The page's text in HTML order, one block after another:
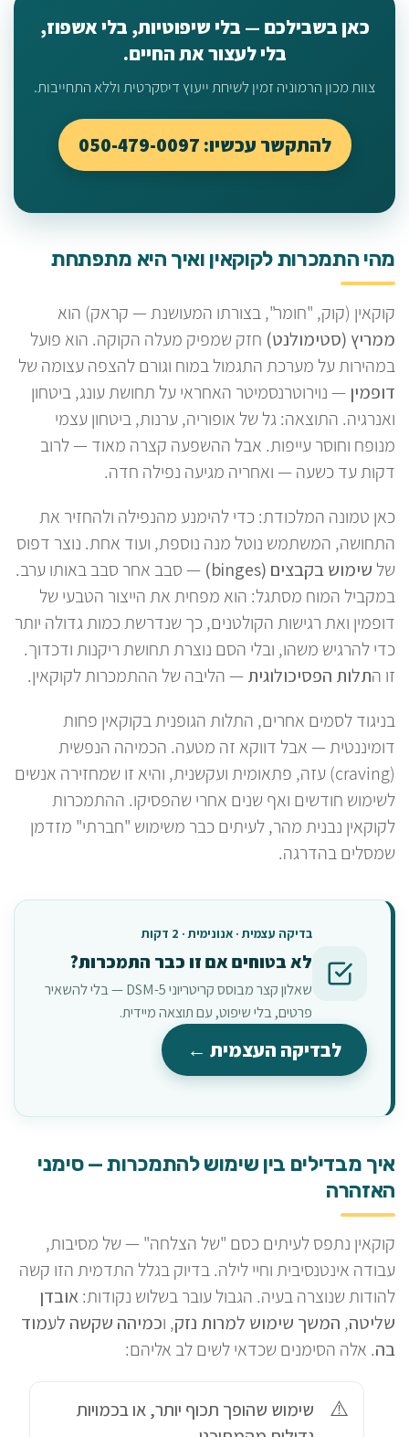
כאן בשבילכם — בלי שיפוטיות, בלי אשפוז,
בלי לעצור את החיים.
צוות מכון הרמוניה זמין לשיחת ייעוץ דיסקרטית וללא התחייבות.
להתקשר עכשיו: 050-479-0097
מהי התמכרות לקוקאין ואיך היא מתפתחת
קוקאין (קוק, "חומר", בצורתו המעושנת — קראק) הוא
ממריץ (סטימולנט) חזק שמפיק מעלה הקוקה. הוא פועל
במהירות על מערכת התגמול במוח וגורם להצפה עצומה של
דופמין— נוירוטרנסמיטר האחראי על תחושת עונג, ביטחון
ואנרגיה. התוצאה: גל של אופוריה, ערנות, ביטחון עצמי
מנופח וחוסר עייפות. אבל ההשפעה קצרה מאוד — לרוב
דקות עד כשעה — ואחריה מגיעה נפילה חדה.
כאן טמונה המלכודת: כדי להימנע מהנפילה ולהחזיר את
התחושה, המשתמש נוטל מנה נוספת, ועוד אחת. נוצר דפוס
של שימוש בקבצים (binges)
— סבב אחר סבב באותו ערב.
במקביל המוח מסתגל: הוא מפחית את הייצור הטבעי של
דופמין ואת רגישות הקולטנים, כך שנדרשת כמות גדולה יותר
כדי להרגיש משהו, ובלי הסם נוצרת תחושת ריקנות ודכדוך.
זו התלות הפסיכולוגית— הליבה של ההתמכרות לקוקאין.
בניגוד לסמים אחרים, התלות הגופנית בקוקאין פחות
דומיננטית — אבל דווקא זה מטעה. הכמיהה הנפשית
(craving) עזה, פתאומית ועקשנית, והיא זו שמחזירה אנשים
לשימוש חודשים ואף שנים אחרי שהפסיקו. ההתמכרות
לקוקאין נבנית מהר, לעיתים כבר משימוש "חברתי" מזדמן
שמסלים בהדרגה.
בדיקה עצמית · אנונימית · 2 דקות
לא בטוחים אם זו כבר התמכרות?
שאלון קצר מבוסס קריטריוני DSM-5 — בלי להשאיר
פרטים, בלי שיפוט, עם תוצאה מיידית.
לבדיקה העצמית ←
איך מבדילים בין שימוש להתמכרות — סימני
האזהרה
קוקאין נתפס לעיתים כסם "של הצלחה" — של מסיבות,
עבודה אינטנסיבית וחיי לילה. בדיוק בגלל התדמית הזו קשה
להודות שנוצרה בעיה. הגבול עובר בשלוש נקודות:אובדן
שליטה, המשך שימוש למרות נזק, וכמיהה שקשה לעמוד
בה. אלה הסימנים שכדאי לשים לב אליהם:
שימוש שהופך תכוף יותר, או בכמויות